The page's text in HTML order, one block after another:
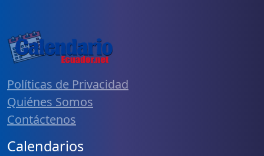
Políticas de Privacidad
Quiénes Somos
Contáctenos
Calendarios